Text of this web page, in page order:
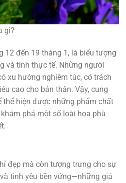
gì?
12 đến 19 tháng 1, là biểu tượng
và tính thực tế. Những người
xu hướng nghiêm túc, có trách
cao cho bản thân. Vậy, cung
thể hiện được những phẩm chất
phá một số loài hoa phù
đẹp mà còn tượng trưng cho sự
tình yêu bền vững—những giá